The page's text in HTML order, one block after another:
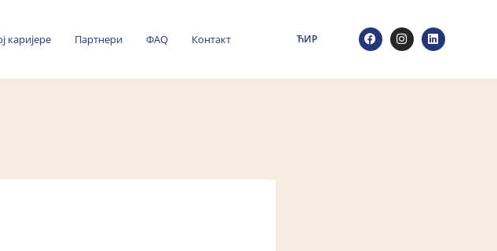
каријере Партнери ФАQ Контакт ЋИР